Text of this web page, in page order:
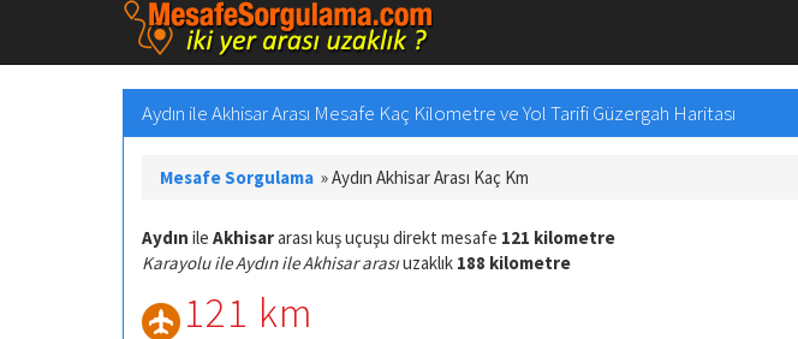
Aydın ile Akhisar Arası Mesafe Kaç Kilometre ve Yol Tarifi Güzergah Haritası
Mesafe Sorgulama »Aydın Akhisar Arası Kaç Km
Aydın ile Akhisararası kuş uçuşu direkt mesafe 121 kilometre
Karayolu ile Aydın ile Akhisar arasıuzaklık 188 kilometre
121 km